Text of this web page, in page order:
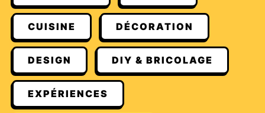
CUISINE DÉCORATION
DESIGN DIY & BRICOLAGE
EXPÉRIENCES